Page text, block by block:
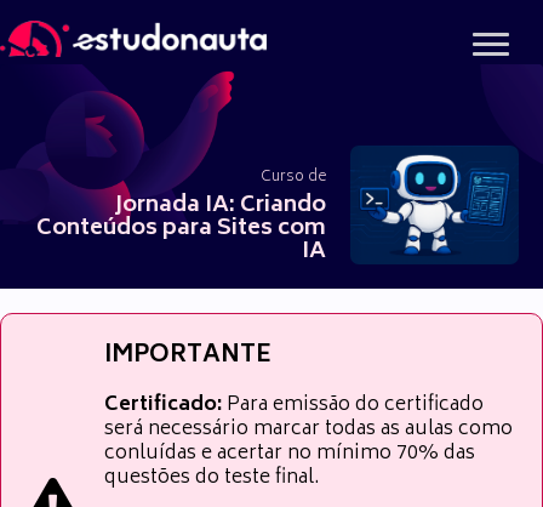
para
conteúdo
Curso de
Jornada IA: Criando
Conteúdos para Sites com
IA
IMPORTANTE
Certificado:Para emissão do certificado
será necessário marcar todas as aulas como
conluídas e acertar no mínimo 70% das
questões do teste final.